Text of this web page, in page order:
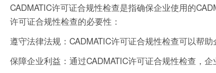
CADMATIC许可证合规性检查是指确保企业使用的
许可证合规性检查的必要性：
遵守法律法规：CADMATIC许可证合规性检查可以帮
保障企业利益：通过CADMATIC许可证合规性检查，